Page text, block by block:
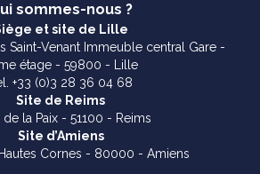
sommes-nous ?
et site de Lille
Saint-Venant Immeuble central Gare -
étage - 59800 - Lille
+33 (0)3 28 36 04 68
Site de Reims
de la Paix - 51100 - Reims
Site d’Amiens
Cornes - 80000 - Amiens